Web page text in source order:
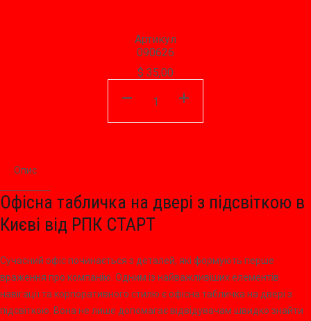
Артикул
090626
$ 35,00
Опис
Офісна табличка на двері з підсвіткою в
Києві від РПК СТАРТ
Сучасний офіс починається з деталей, які формують перше
враження про компанію. Одним із найважливіших елементів
навігації та корпоративного стилю є офісна табличка на двері з
підсвіткою. Вона не лише допомагає відвідувачам швидко знайти